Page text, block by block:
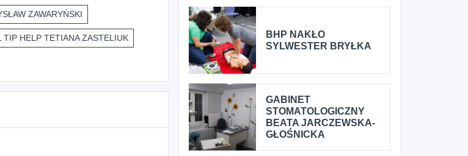
ZAWARYŃSKI
TIP HELP TETIANA ZASTELIUK
BHP NAKŁO
SYLWESTER BRYŁKA
GABINET
STOMATOLOGICZNY
BEATA JARCZEWSKA-
GŁOŚNICKA